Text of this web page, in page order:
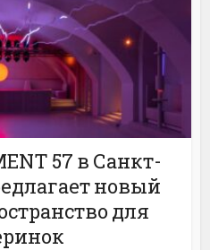
57 в Санкт-
новый
для